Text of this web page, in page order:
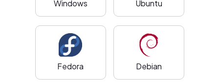
Windows Ubuntu
Fedora Debian